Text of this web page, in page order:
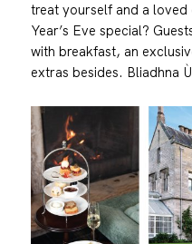
treat yourself and a
Year’s Eve special?
with breakfast, an
extras besides. Bliadhna